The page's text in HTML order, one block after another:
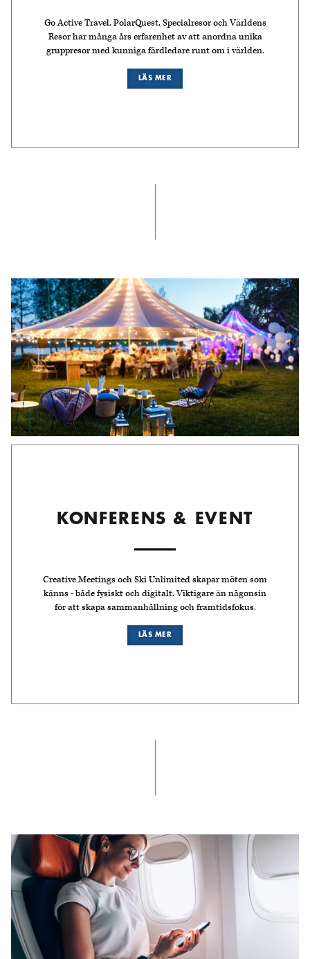
Go Active Travel, PolarQuest, Specialresor och Världens
Resor har många års erfarenhet av att anordna unika
gruppresor med kunniga färdledare runt om i världen.
LÄS MER
KONFERENS & EVENT
Creative Meetings och Ski Unlimited skapar möten som
känns - både fysiskt och digitalt. Viktigare än någonsin
för att skapa sammanhållning och framtidsfokus.
LÄS MER